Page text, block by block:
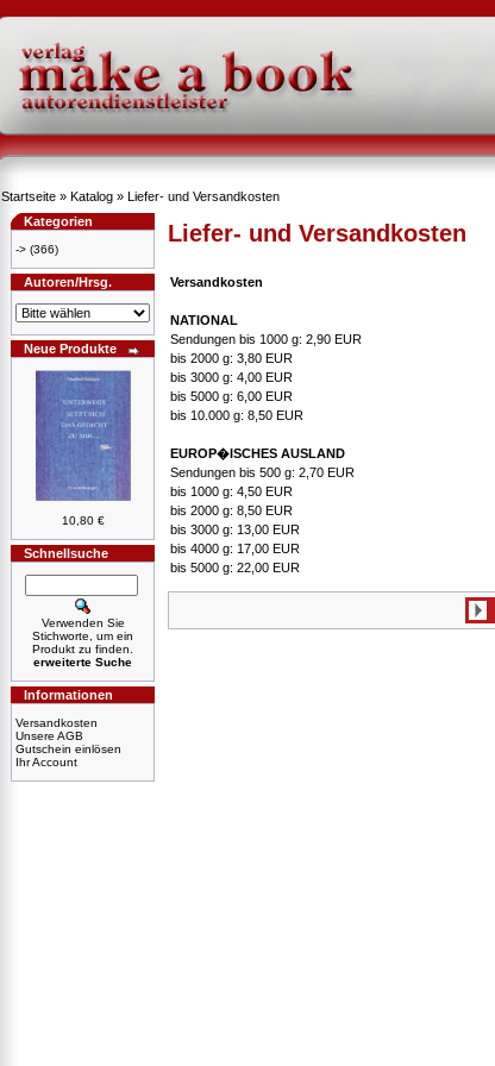
Startseite » Katalog » Liefer- und Versandkosten
Kategorien
-> (366)
Autoren/Hrsg.
Neue Produkte
10,80 €
Schnellsuche
Verwenden Sie
Stichworte, um ein
Produkt zu finden.
erweiterte Suche
Informationen
Versandkosten
Unsere AGB
Gutschein einlösen
Ihr Account
Liefer- und Versandkosten
Versandkosten
NATIONAL
Sendungen bis 1000 g: 2,90 EUR
bis 2000 g: 3,80 EUR
bis 3000 g: 4,00 EUR
bis 5000 g: 6,00 EUR
bis 10.000 g: 8,50 EUR
EUROP�ISCHES AUSLAND
Sendungen bis 500 g: 2,70 EUR
bis 1000 g: 4,50 EUR
bis 2000 g: 8,50 EUR
bis 3000 g: 13,00 EUR
bis 4000 g: 17,00 EUR
bis 5000 g: 22,00 EUR